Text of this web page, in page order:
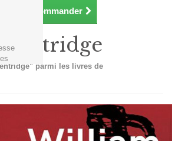
Commander
parmi les livres de